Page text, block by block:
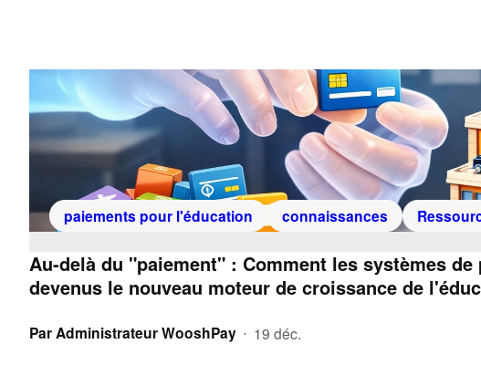
paiements pour l'éducation connaissances
Au-delà du "paiement" : Comment les systèmes
devenus le nouveau moteur de croissance de
ParAdministrateur WooshPay • 19 déc.